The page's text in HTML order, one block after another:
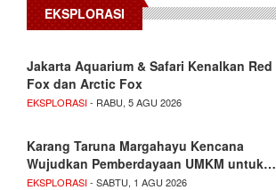
EKSPLORASI
Jakarta Aquarium & Safari Kenalkan Red
Fox dan Arctic Fox
EKSPLORASI- RABU, 5 AGU 2026
Karang Taruna Margahayu Kencana
Wujudkan Pemberdayaan UMKM untuk…
EKSPLORASI- SABTU, 1 AGU 2026